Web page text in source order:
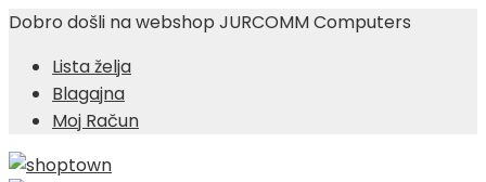
Dobro došli na webshop JURCOMM Computers
Lista želja
Blagajna
Moj Račun